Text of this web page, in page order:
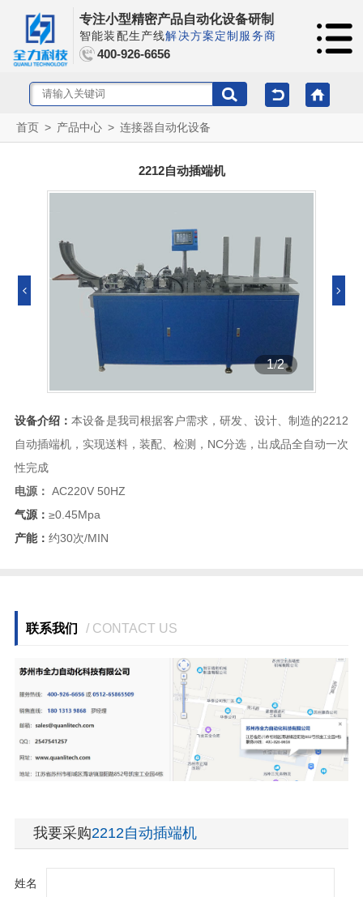
专注小型精密产品自动化设备研制
智能装配生产线解决方案定制服务商
400-926-6656
首页 > 产品中心 > 连接器自动化设备
2212自动插端机
1/2
设备介绍：本设备是我司根据客户需求，研发、设计、制造的2212
自动插端机，实现送料，装配、检测，NC分选，出成品全自动一次
性完成
电源： AC220V 50HZ
气源： ≥0.45Mpa
产能： 约30次/MIN
联系我们 / CONTACT US
我要采购2212自动插端机
姓名